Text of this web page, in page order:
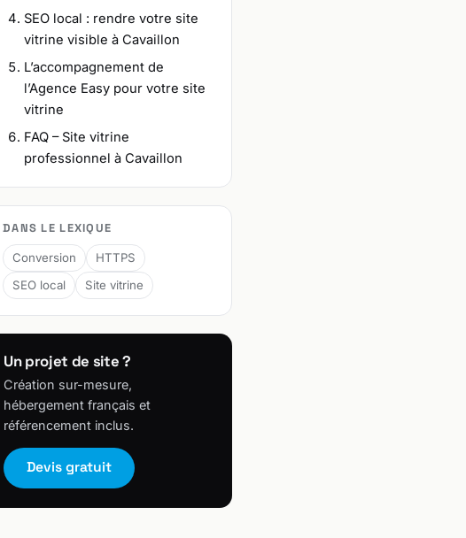
SEO local : rendre votre site
vitrine visible à Cavaillon
L’accompagnement de
l’Agence Easy pour votre site
vitrine
FAQ – Site vitrine
professionnel à Cavaillon
DANS LE LEXIQUE
Conversion
HTTPS
SEO local
Site vitrine
Un projet de site ?
Création sur-mesure,
hébergement français et
référencement inclus.
Devis gratuit